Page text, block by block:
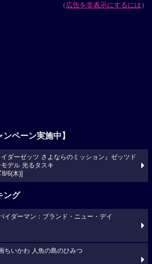
（広告を非表示にするには）
ンペーン実施中】
イダーゼッツ さよならのミッション』ゼッツド
デル 光るタスキ
6(木)]
ング
イダーマン：ブランド・ニュー・デイ
ちいかわ 人魚の島のひみつ